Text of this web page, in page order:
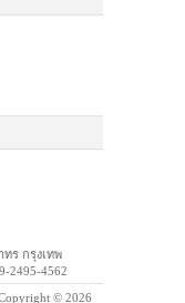
ร กรุงเทพ
2495-4562
© 2026